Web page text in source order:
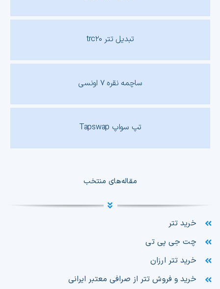
تبدیل تتر trc۲۰
ساچمه نقره ۷ اونسی
تپ سواپ Tapswap
مقاله‌های منتخب
خرید تتر
چت جی پی تی
خرید تتر ارزان
خرید و فروش تتر از صرافی معتبر ایرانی